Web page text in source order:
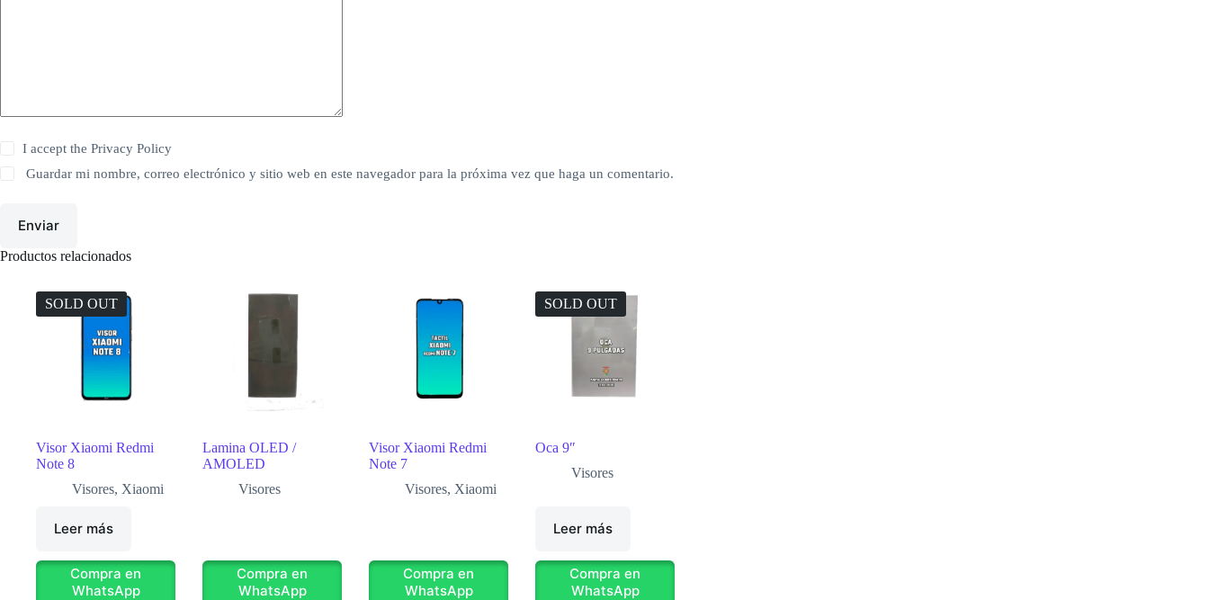
I accept thePrivacy Policy
Guardar mi nombre, correo electrónico y sitio web en este navegador para la próxima vez que haga un comentario.
Enviar
Productos relacionados
SOLD OUT
Visor Xiaomi Redmi
Note 8
Visores, Xiaomi
Leer más
Compra en
WhatsApp
Lamina OLED /
AMOLED
Visores
Compra en
WhatsApp
Visor Xiaomi Redmi
Note 7
Visores, Xiaomi
Compra en
WhatsApp
SOLD OUT
Oca 9″
Visores
Leer más
Compra en
WhatsApp